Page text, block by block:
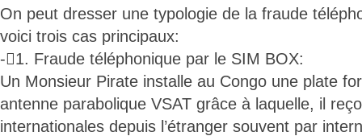
On peut dresser une typologie de la fraude
voici trois cas principaux:
-1. Fraude téléphonique par le SIM BOX:
Un Monsieur Pirate installe au Congo une plate
antenne parabolique VSAT grâce à laquelle, il
internationales depuis l’étranger souvent par